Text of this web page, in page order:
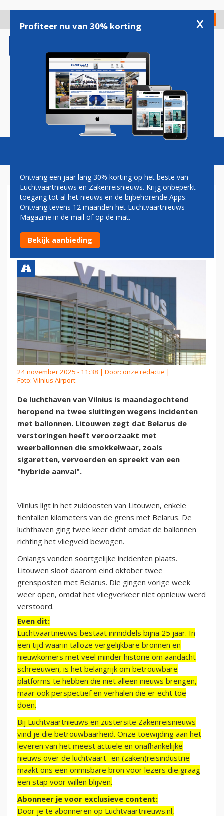
gaan
Check in
Magazine Podcasts Vacatures
LUCHTHAVEN VILNIUS WEER
OPEN NA
BALLONINCIDENTEN
24 november 2025 - 11:38 | Door: onze redactie |
Foto: Vilnius Airport
De luchthaven van Vilnius is maandagochtend
heropend na twee sluitingen wegens incidenten
met ballonnen. Litouwen zegt dat Belarus de
verstoringen heeft veroorzaakt met
weerballonnen die smokkelwaar, zoals
sigaretten, vervoerden en spreekt van een
"hybride aanval".
Vilnius ligt in het zuidoosten van Litouwen, enkele
tientallen kilometers van de grens met Belarus. De
luchthaven ging twee keer dicht omdat de ballonnen
richting het vliegveld bewogen.
Onlangs vonden soortgelijke incidenten plaats.
Litouwen sloot daarom eind oktober twee
grensposten met Belarus. Die gingen vorige week
weer open, omdat het vliegverkeer niet opnieuw werd
verstoord.
Even dit:
Luchtvaartnieuws bestaat inmiddels bijna 25 jaar. In
een tijd waarin talloze vergelijkbare bronnen en
nieuwkomers met veel minder historie om aandacht
schreeuwen, is het belangrijk om betrouwbare
platforms te hebben die niet alleen nieuws brengen,
maar ook perspectief en verhalen die er echt toe
doen.
Bij Luchtvaartnieuws en zustersite Zakenreisnieuws
vind je die betrouwbaarheid. Onze toewijding aan het
leveren van het meest actuele en onafhankelijke
nieuws over de luchtvaart- en (zaken)reisindustrie
maakt ons een onmisbare bron voor lezers die graag
een stap voor willen blijven.
Abonneer je voor exclusieve content:
Door je te abonneren op Luchtvaartnieuws.nl,
Profiteer nu van 30% korting x
Ontvang een jaar lang 30% korting op het beste van
Luchtvaartnieuws en Zakenreisnieuws. Krijg onbeperkt
toegang tot al het nieuws en de bijbehorende Apps.
Ontvang tevens 12 maanden het Luchtvaartnieuws
Magazine in de mail of op de mat.
Bekijk aanbieding